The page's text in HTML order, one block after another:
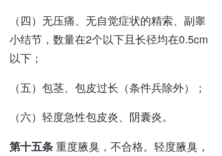
（四）无压痛、无自觉症状的精索、副睾
小结节，数量在2个以下且长径均在0.5cm
以下；
（五）包茎、包皮过长（条件兵除外）；
（六）轻度急性包皮炎、阴囊炎。
第十五条重度腋臭，不合格。轻度腋臭，